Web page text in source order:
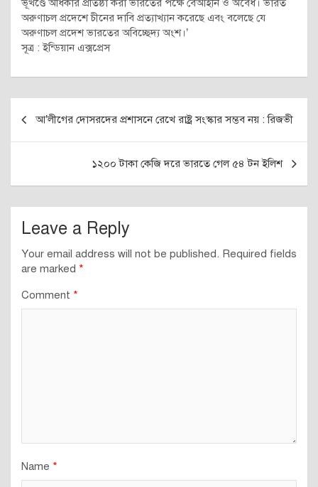
ভূখণ্ডে অধিকার প্রতিষ্ঠা করা ভারতের পক্ষে বেআইনি ও অবৈধ। ভারত
অরুণাচল প্রদেশে চীনের দাবি প্রত্যাখ্যান করেছে এবং বলেছে যে
অরুণাচল প্রদেশ ভারতের অবিচ্ছেদ্য অংশ।’
সূত্র : ইন্ডিয়ান এক্সপ্রেস
navigation
আ’লীগের দোসরদের প্রশাসনে রেখে রাষ্ট্র সংস্কার সম্ভব নয় : রিজভী
১২০০ টাকা কেজি দরে ভারতে গেল ৫৪ টন ইলিশ
Leave a Reply
Your email address will not be published. Required fields
are marked *
Comment *
Name *